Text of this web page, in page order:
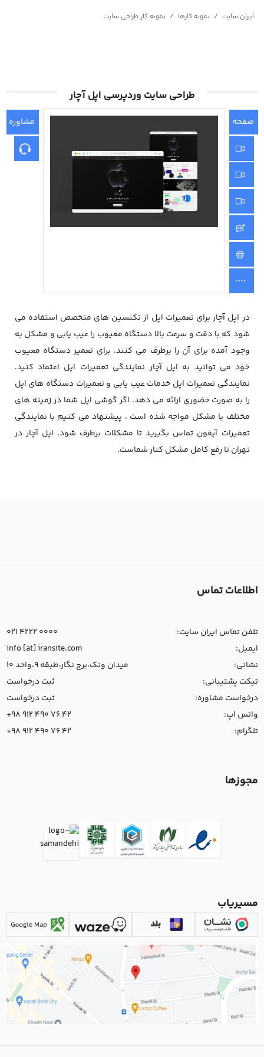
ایران سایت / نمونه کارها / نمونه کار طراحی سایت
طراحی سایت وردپرسی اپل آچار
صفحه
اصلی
مشاوره
در اپل آچار برای تعمیرات اپل از تکنسین های متخصص استفاده می
شود که با دقت و سرعت بالا دستگاه معیوب را عیب یابی و مشکل به
وجود آمده برای آن را برطرف می کنند. برای تعمیر دستگاه معیوب
خود می توانید به اپل آچار نمایندگی تعمیرات اپل اعتماد کنید.
نمایندگی تعمیرات اپل خدمات عیب یابی و تعمیرات دستگاه های اپل
را به صورت حضوری ارائه می دهد. اگر گوشی اپل شما در زمینه های
مختلف با مشکل مواجه شده است ، پیشنهاد می کنیم با نمایندگی
تعمیرات آیفون تماس بگیرید تا مشکلات برطرف شود. اپل آچار در
تهران تا رفع کامل مشکل کنار شماست.
اطلاعات تماس
تلفن تماس ایران سایت:
021 4222 0000
ایمیل:
info [at] iransite.com
نشانی:
میدان ونک،برج نگار،طبقه 9،واحد 10
تیکت پشتیبانی:
ثبت درخواست
درخواست مشاوره:
ثبت درخواست
واتس اپ:
+98 912 490 76 42
تلگرام:
+98 912 490 76 42
مجوزها
مسیریاب